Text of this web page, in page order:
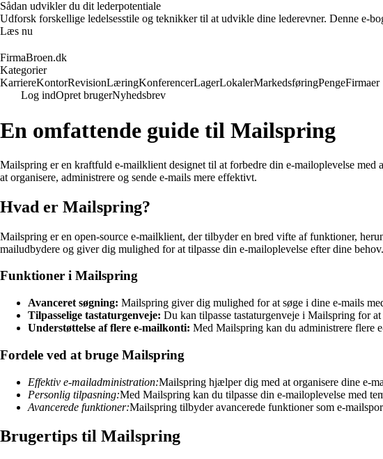
Sådan udvikler du dit lederpotentiale
Udforsk forskellige ledelsesstile og teknikker til at udvikle dine lederevner. Denne e-
Læs nu
FirmaBroen.dk
Kategorier
KarriereKontorRevisionLæringKonferencerLagerLokalerMarkedsføringPengeFirmaer
Log indOpret brugerNyhedsbrev
En omfattende guide til Mailspring
Mailspring er en kraftfuld e-mailklient designet til at forbedre din e-mailoplevelse
at organisere, administrere og sende e-mails mere effektivt.
Hvad er Mailspring?
Mailspring er en open-source e-mailklient, der tilbyder en bred vifte af funktioner,
mailudbydere og giver dig mulighed for at tilpasse din e-mailoplevelse efter dine behov.
Funktioner i Mailspring
Avanceret søgning: Mailspring giver dig mulighed for at søge i dine e-mails
Tilpasselige tastaturgenveje: Du kan tilpasse tastaturgenveje i Mailspring for
Understøttelse af flere e-mailkonti: Med Mailspring kan du administrere flere
Fordele ved at bruge Mailspring
Effektiv e-mailadministration:Mailspring hjælper dig med at organisere dine e-
Personlig tilpasning:Med Mailspring kan du tilpasse din e-mailoplevelse med
Avancerede funktioner:Mailspring tilbyder avancerede funktioner som e-
Brugertips til Mailspring